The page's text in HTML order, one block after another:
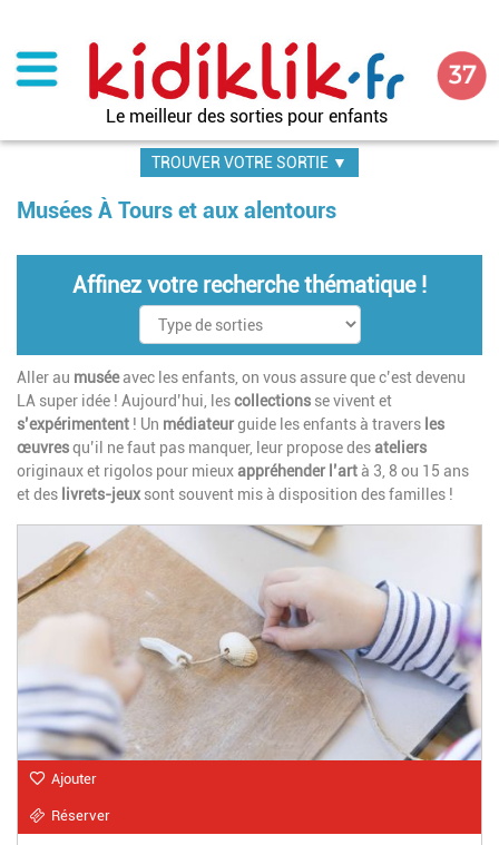
contenu
principal
Le meilleur des sorties pour enfants
TROUVER VOTRE SORTIE ▼
Musées À Tours et aux alentours
Affinez votre recherche thématique !
Aller au muséeavec les enfants, on vous assure que c’est devenu
LA super idée ! Aujourd’hui, lescollections se vivent et
s’expérimentent ! Un médiateurguide les enfants à travers les
œuvresqu’il ne faut pas manquer, leur propose desateliers
originaux et rigolos pour mieuxappréhender l’artà 3, 8 ou 15 ans
et des livrets-jeuxsont souvent mis à disposition des familles !
Ajouter
Réserver